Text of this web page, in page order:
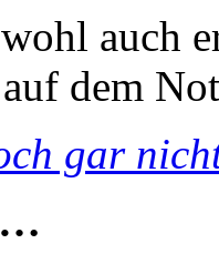
auch
auf dem
gar